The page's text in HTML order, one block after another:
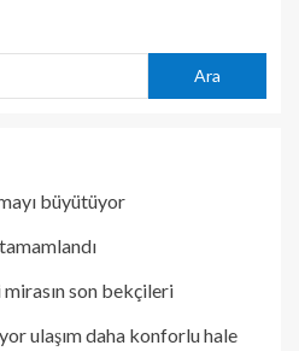
Ara
büyütüyor
mirasın son bekçileri
ulaşım daha konforlu hale